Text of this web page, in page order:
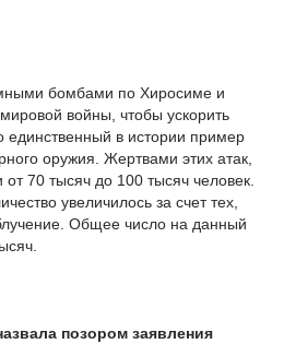
бомбами по Хиросиме и
войны, чтобы ускорить
единственный в истории пример
оружия. Жертвами этих атак,
70 тысяч до 100 тысяч человек.
увеличилось за счет тех,
Общее число на данный
позором заявления